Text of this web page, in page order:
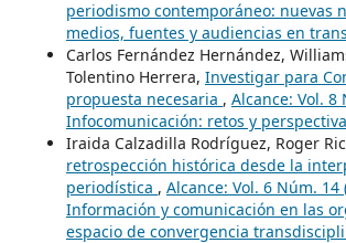
periodismo contemporáneo: nuevas
medios, fuentes y audiencias en
Carlos Fernández Hernández,
Tolentino Herrera, Investigar para
propuesta necesaria , Alcance: Vol. 8
Infocomunicación: retos y
Iraida Calzadilla Rodríguez, Roger
retrospección histórica desde la
periodística , Alcance: Vol. 6 Núm. 14
Información y comunicación en las
espacio de convergencia